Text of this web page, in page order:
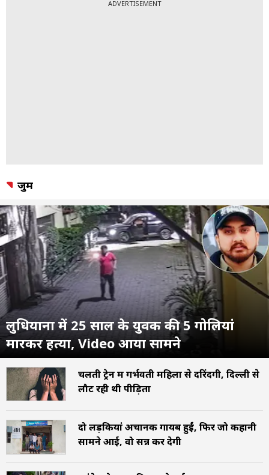
ADVERTISEMENT
जुर्म
लुधियाना में 25 साल के युवक की 5 गोलियां
मारकर हत्या, Video आया सामने
चलती ट्रेन में गर्भवती महिला से दरिंदगी, दिल्ली से
लौट रही थी पीड़िता
दो लड़कियां अचानक गायब हुईं, फिर जो कहानी
सामने आई, वो सन्न कर देगी